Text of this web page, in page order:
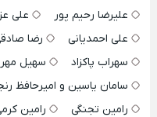
علیرضا رحیم پور
علی
علی احمدیانی
رضا
سهراب پاکزاد
سهیل
سامان یاسین و امیرحافظ
رامین تجنگی
رامین